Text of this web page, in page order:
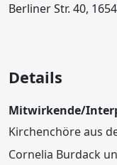
Berliner Str. 40,
Details
Mitwirkende/
Kirchenchöre aus
Cornelia Burdack